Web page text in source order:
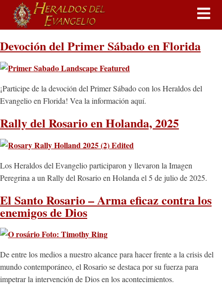
Devoción del Primer Sábado en Florida
¡Participe de la devoción del Primer Sábado con los Heraldos del
Evangelio en Florida! Vea la información aquí.
Rally del Rosario en Holanda, 2025
Los Heraldos del Evangelio participaron y llevaron la Imagen
Peregrina a un Rally del Rosario en Holanda el 5 de julio de 2025.
El Santo Rosario – Arma eficaz contra los
enemigos de Dios
De entre los medios a nuestro alcance para hacer frente a la crisis del
mundo contemporáneo, el Rosario se destaca por su fuerza para
impetrar la intervención de Dios en los acontecimientos.